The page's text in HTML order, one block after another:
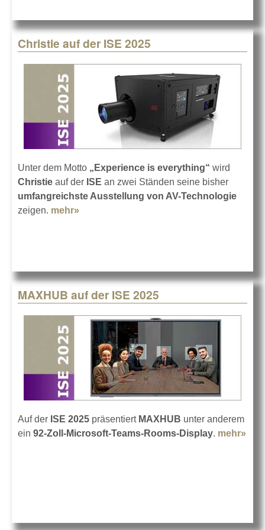
Christie auf der ISE 2025
Unter dem Motto „Experience is everything“ wird
Christie auf der ISE an zwei Ständen seine bisher
umfangreichste Ausstellung von AV-Technologie
zeigen. mehr»
MAXHUB auf der ISE 2025
Auf der ISE 2025 präsentiert MAXHUB unter anderem
ein 92-Zoll-Microsoft-Teams-Rooms-Display. mehr»